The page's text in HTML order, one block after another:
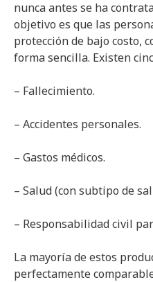
nunca antes se ha
objetivo es que las
protección de bajo costo,
forma sencilla. Existen
– Fallecimiento.
– Accidentes personales.
– Gastos médicos.
– Salud (con subtipo de
– Responsabilidad civil
La mayoría de estos
perfectamente